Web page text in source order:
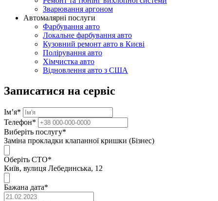
Зварювання аргоном
Автомалярні послуги
Фарбування авто
Локальне фарбування авто
Кузовний ремонт авто в Києві
Полірування авто
Хімчистка авто
Відновлення авто з США
Записатися на сервіс
Ім’я*
Телефон*
Виберіть послугу*
Заміна прокладки клапанної кришки (Бізнес)
Оберіть СТО*
Київ, вулиця Лебединська, 12
Бажана дата*